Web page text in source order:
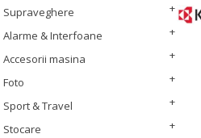
Supraveghere
Alarme & Interfoane
Accesorii masina
Foto
Sport & Travel
Stocare